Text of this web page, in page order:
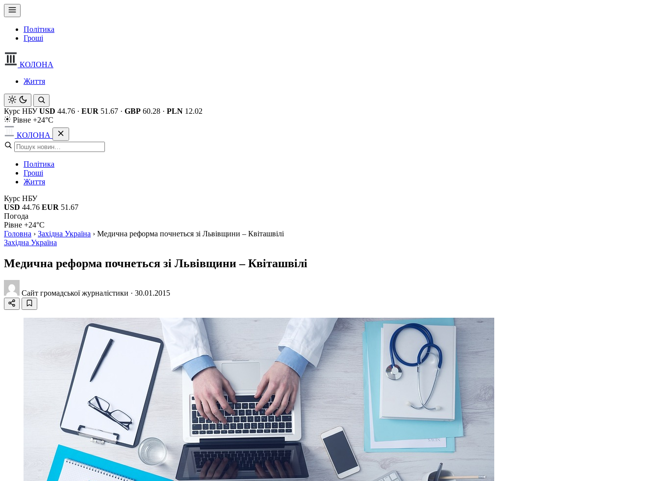
Політика
Гроші
КОЛОНА
Життя
Курс НБУ USD 44.76 · EUR 51.67 · GBP 60.28 · PLN 12.02
Рівне +24°C
КОЛОНА
Політика
Гроші
Життя
Курс НБУ
USD 44.76 EUR 51.67
Погода
Рівне +24°C
Головна › Західна Україна › Медична реформа почнеться зі Львівщини – Квіташвілі
Західна Україна
Медична реформа почнеться зі Львівщини – Квіташвілі
Сайт громадської журналістики · 30.01.2015